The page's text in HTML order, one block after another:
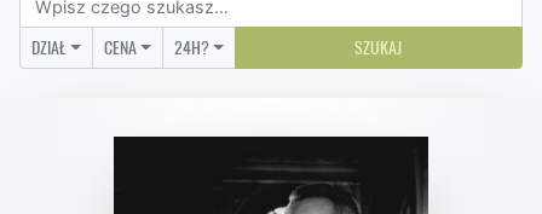
DZIAŁ CENA 24H? SZUKAJ